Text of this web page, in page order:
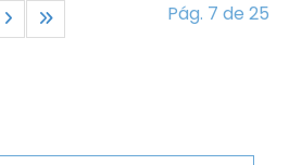
Pág. 7 de 25